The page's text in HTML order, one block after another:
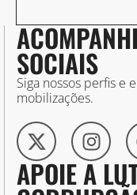
SOCIAIS
Siga nossos perfis e
mobilizações.
APOIE A